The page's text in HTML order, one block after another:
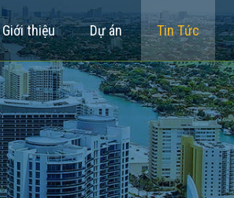
Giới thiệu Dự án Tin Tức